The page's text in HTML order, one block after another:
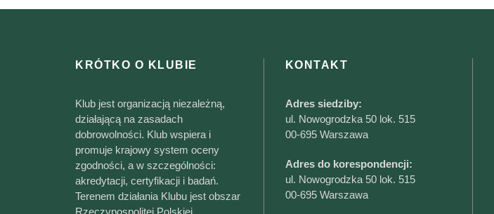
KRÓTKO O KLUBIE
Klub jest organizacją niezależną,
działającą na zasadach
dobrowolności. Klub wspiera i
promuje krajowy system oceny
zgodności, a w szczególności:
akredytacji, certyfikacji i badań.
Terenem działania Klubu jest obszar
Rzeczypospolitej Polskiej.
KONTAKT
Adres siedziby:
ul. Nowogrodzka 50 lok. 515
00-695 Warszawa
Adres do korespondencji:
ul. Nowogrodzka 50 lok. 515
00-695 Warszawa